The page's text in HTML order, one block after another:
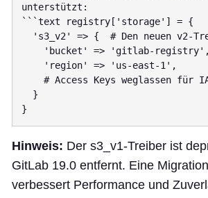
unterstützt:
```text registry['storage'] = {
Hinweis: Der s3_v1-Treiber ist
GitLab 19.0 entfernt. Eine
verbessert Performance und